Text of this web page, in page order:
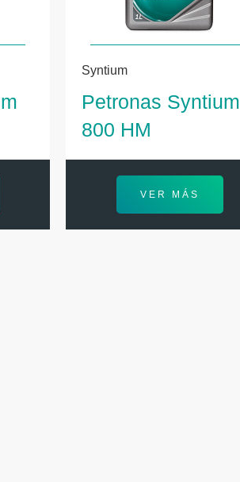
Syntium
Petronas Syntium
800 HM
VER MÁS